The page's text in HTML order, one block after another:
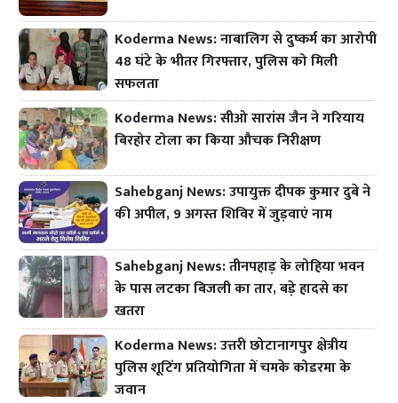
Koderma News: नाबालिग से दुष्कर्म का आरोपी
48 घंटे के भीतर गिरफ्तार, पुलिस को मिली
सफलता
Koderma News: सीओ सारांस जैन ने गरियाय
बिरहोर टोला का किया औचक निरीक्षण
Sahebganj News: उपायुक्त दीपक कुमार दुबे ने
की अपील, 9 अगस्त शिविर में जुड़वाएं नाम
Sahebganj News: तीनपहाड़ के लोहिया भवन
के पास लटका बिजली का तार, बड़े हादसे का
खतरा
Koderma News: उत्तरी छोटानागपुर क्षेत्रीय
पुलिस शूटिंग प्रतियोगिता में चमके कोडरमा के
जवान